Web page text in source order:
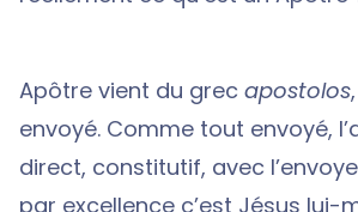
Apôtre vient du grec apostolos
envoyé. Comme tout envoyé,
direct, constitutif, avec
par excellence c’est Jésus lui-